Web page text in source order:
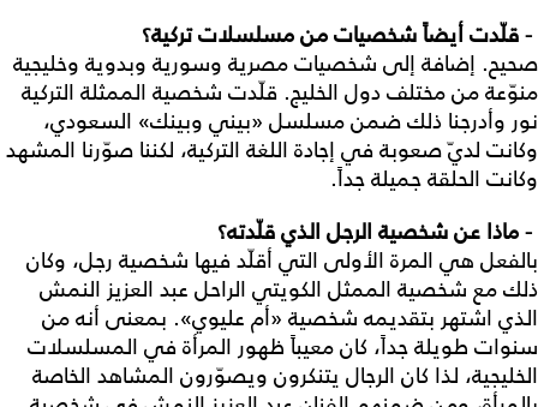
- قلّدت أيضاً شخصيات من مسلسلات تركية؟
صحيح. إضافة إلى شخصيات مصرية وسورية وبدوية وخليجية
منوّعة من مختلف دول الخليج. قلّدت شخصية الممثلة التركية
نور وأدرجنا ذلك ضمن مسلسل «بيني وبينك» السعودي،
وكانت لديّ صعوبة في إجادة اللغة التركية، لكننا صوّرنا المشهد
وكانت الحلقة جميلة جداً.
- ماذا عن شخصية الرجل الذي قلّدته؟
بالفعل هي المرة الأولى التي أقلّد فيها شخصية رجل، وكان
ذلك مع شخصية الممثل الكويتي الراحل عبد العزيز النمش
الذي اشتهر بتقديمه شخصية «أم عليوي». بمعنى أنه من
سنوات طويلة جداً، كان معيباً ظهور المرأة في المسلسلات
الخليجية، لذا كان الرجال يتنكرون ويصوّرون المشاهد الخاصة